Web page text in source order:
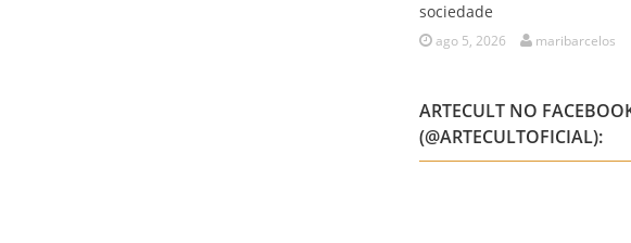
sociedade
ago 5, 2026 maribarcelos
ARTECULT NO
(@ARTECULTOFICIAL):